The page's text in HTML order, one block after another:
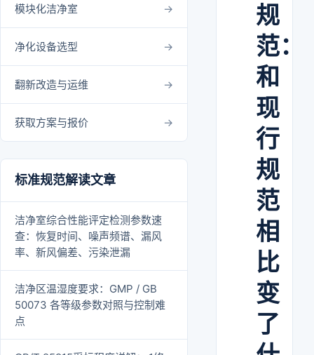
模块化洁净室
净化设备选型
翻新改造与运维
获取方案与报价
标准规范解读文章
洁净室综合性能评定检测参数速
查：恢复时间、噪声频谱、漏风
率、新风偏差、污染泄漏
洁净区温湿度要求：GMP / GB
50073 各等级参数对照与控制难
点
规
范：
和
现
行
规
范
相
比
变
了